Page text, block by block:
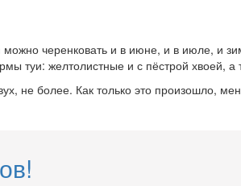
черенковать и в июне, и в июле, и
туи: желтолистные и с пёстрой
не более. Как только это произошло,